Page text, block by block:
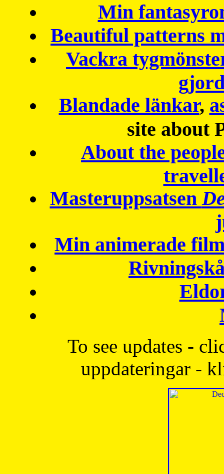
Min
Beautiful patterns
Vackra
Blandade länkar,
site about
About the
Masteruppsatsen
Min animerade
To see updates -
uppdateringar -